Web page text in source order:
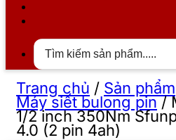
Trang chủ / Sản phẩm
Máy siết bulong pin/
1/2 inch 350Nm
4.0 (2 pin 4ah)